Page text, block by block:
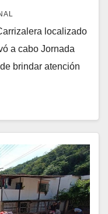
localizado
a cabo Jornada
brindar atención